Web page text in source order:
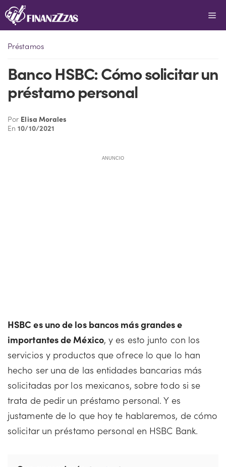
Saltar
al
Préstamos
Banco HSBC: Cómo solicitar un
préstamo personal
Por Elisa Morales
En10/10/2021
ANUNCIO
HSBC es uno de los bancos más grandes e
importantes de México, y es esto junto con los
servicios y productos que ofrece lo que lo han
hecho ser una de las entidades bancarias más
solicitadas por los mexicanos, sobre todo si se
trata de pedir un préstamo personal. Y es
justamente de lo que hoy te hablaremos, de cómo
solicitar un préstamo personal en HSBC Bank.